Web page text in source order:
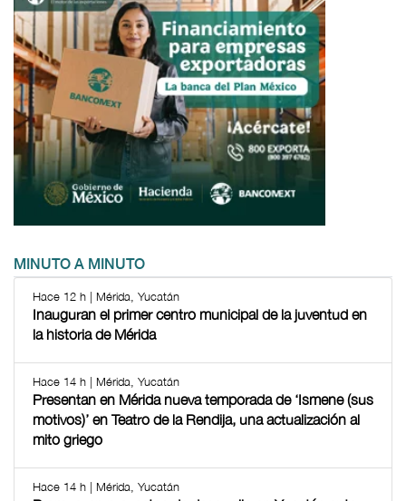
MINUTO A MINUTO
Hace 12 h | Mérida, Yucatán
Inauguran el primer centro municipal de la juventud en
la historia de Mérida
Hace 14 h | Mérida, Yucatán
Presentan en Mérida nueva temporada de ‘Ismene (sus
motivos)’ en Teatro de la Rendija, una actualización al
mito griego
Hace 14 h | Mérida, Yucatán